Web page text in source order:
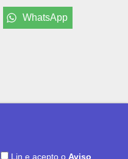
WhatsApp
Lin e acepto o Aviso